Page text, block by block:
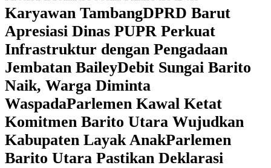
Karyawan TambangDPRD Barut
Apresiasi Dinas PUPR Perkuat
Infrastruktur dengan Pengadaan
Jembatan BaileyDebit Sungai Barito
Naik, Warga Diminta
WaspadaParlemen Kawal Ketat
Komitmen Barito Utara Wujudkan
Kabupaten Layak AnakParlemen
Barito Utara Pastikan Deklarasi